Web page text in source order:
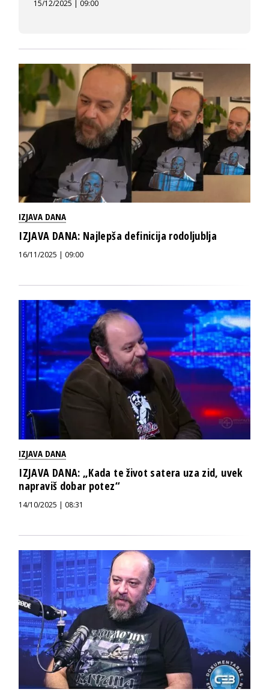
15/12/2025 | 09:00
IZJAVA DANA
IZJAVA DANA: Najlepša definicija rodoljublja
16/11/2025 | 09:00
IZJAVA DANA
IZJAVA DANA: „Kada te život satera uza zid, uvek
napraviš dobar potez“
14/10/2025 | 08:31